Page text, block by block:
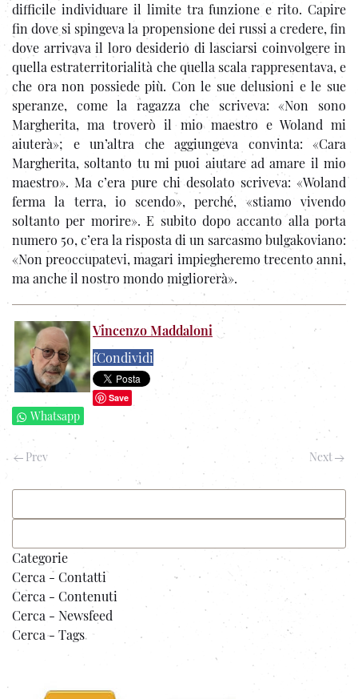
difficile individuare il limite tra funzione e rito. Capire
fin dove si spingeva la propensione dei russi a credere, fin
dove arrivava il loro desiderio di lasciarsi coinvolgere in
quella estraterritorialità che quella scala rappresentava, e
che ora non possiede più. Con le sue delusioni e le sue
speranze, come la ragazza che scriveva: «Non sono
Margherita, ma troverò il mio maestro e Woland mi
aiuterà»; e un’altra che aggiungeva convinta: «Cara
Margherita, soltanto tu mi puoi aiutare ad amare il mio
maestro». Ma c’era pure chi desolato scriveva: «Woland
ferma la terra, io scendo», perché, «stiamo vivendo
soltanto per morire». E subito dopo accanto alla porta
numero 50, c’era la risposta di un sarcasmo bulgakoviano:
«Non preoccupatevi, magari impiegheremo trecento anni,
ma anche il nostro mondo migliorerà».
Vincenzo Maddaloni
fCondividi
Save
Whatsapp
Prev Next
Categorie
Cerca - Contatti
Cerca - Contenuti
Cerca - Newsfeed
Cerca - Tags